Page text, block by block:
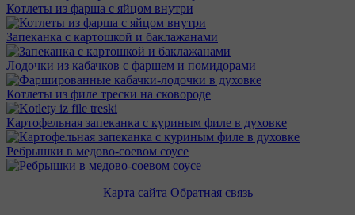
Котлеты из фарша с яйцом внутри
Запеканка с картошкой и баклажанами
Лодочки из кабачков с фаршем и помидорами
Котлеты из филе трески на сковороде
Картофельная запеканка с куриным филе в духовке
Ребрышки в медово-соевом соусе
Карта сайта Обратная связь